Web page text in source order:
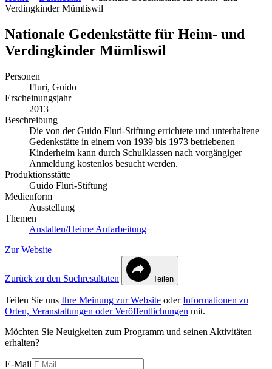
Verdingkinder Mümliswil
Nationale Gedenkstätte für Heim- und
Verdingkinder Mümliswil
Personen
Fluri, Guido
Erscheinungsjahr
2013
Beschreibung
Die von der Guido Fluri-Stiftung errichtete und unterhaltene
Gedenkstätte in einem von 1939 bis 1973 betriebenen
Kinderheim kann durch Schulklassen nach vorgängiger
Anmeldung kostenlos besucht werden.
Produktionsstätte
Guido Fluri-Stiftung
Medienform
Ausstellung
Themen
Anstalten/Heime Aufarbeitung
Zur Website
Zurück zu den Suchresultaten Teilen
Teilen Sie uns Ihre Meinung zur Website oderInformationen zu
Orten, Veranstaltungen oder Veröffentlichungen mit.
Möchten Sie Neuigkeiten zum Programm und seinen Aktivitäten
erhalten?
E-Mail